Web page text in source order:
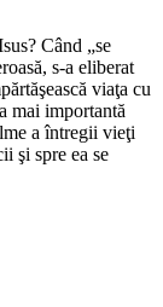
Când „se
s-a eliberat
viaţa cu
mai importantă
a întregii vieţi
şi spre ea se